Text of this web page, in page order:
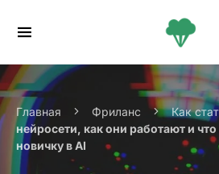
Главная Фриланс Как
нейросети, как они работают и
новичку в AI